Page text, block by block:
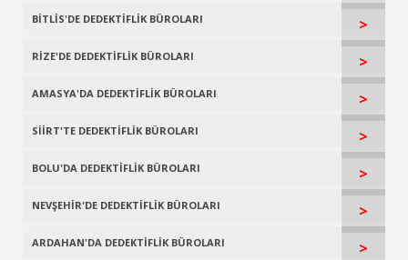
BİTLİS'DE DEDEKTİFLİK BÜROLARI >
RİZE'DE DEDEKTİFLİK BÜROLARI >
AMASYA'DA DEDEKTİFLİK BÜROLARI >
SİİRT'TE DEDEKTİFLİK BÜROLARI >
BOLU'DA DEDEKTİFLİK BÜROLARI >
NEVŞEHİR'DE DEDEKTİFLİK BÜROLARI >
ARDAHAN'DA DEDEKTİFLİK BÜROLARI >